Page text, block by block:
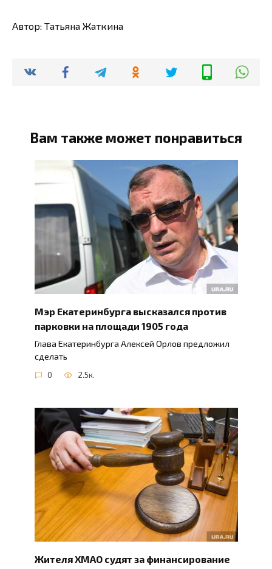
Автор: Татьяна Жаткина
Вам также может понравиться
Мэр Екатеринбурга высказался против
парковки на площади 1905 года
Глава Екатеринбурга Алексей Орлов предложил
сделать
0 2.5к.
Жителя ХМАО судят за финансирование